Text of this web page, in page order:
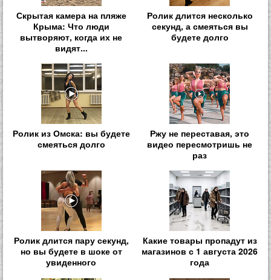
Скрытая камера на пляже
Крыма: Что люди
вытворяют, когда их не
видят...
Ролик длится несколько
секунд, а смеяться вы
будете долго
Ролик из Омска: вы будете
смеяться долго
Ржу не переставая, это
видео пересмотришь не
раз
Ролик длится пару секунд,
но вы будете в шоке от
увиденного
Какие товары пропадут из
магазинов с 1 августа 2026
года